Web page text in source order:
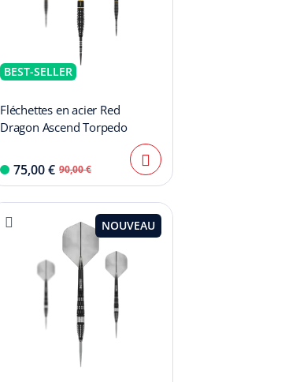
BEST-SELLER
Fléchettes en acier Red
Dragon Ascend Torpedo
75,00 € 90,00 €
NOUVEAU